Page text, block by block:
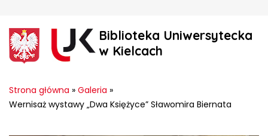
Biblioteka Uniwersytecka
w Kielcach
Strona główna » Galeria »
Wernisaż wystawy „Dwa Księżyce” Sławomira Biernata